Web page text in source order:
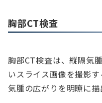
胸部CT検査
胸部CT検査は、縦隔気
いスライス画像を撮影
気腫の広がりを明瞭に描